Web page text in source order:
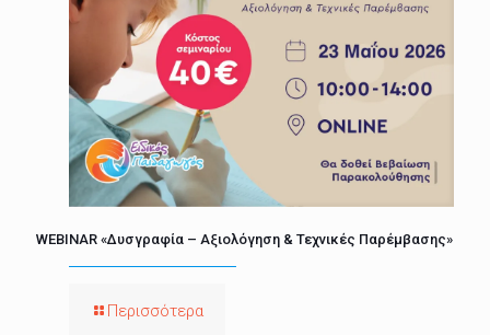
WEBINAR «Δυσγραφία – Αξιολόγηση & Τεχνικές Παρέμβασης»
Περισσότερα